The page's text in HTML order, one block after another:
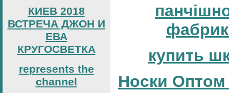
КИЕВ 2018
ВСТРЕЧА ДЖОН И
ЕВА
КРУГОСВЕТКА
represents the
channel
купить
Носки Оптом